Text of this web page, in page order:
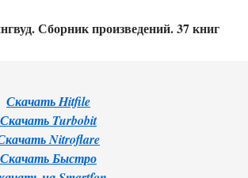
Сборник произведений. 37 книг
Скачать Hitfile
Скачать Turbobit
Nitroflare
Скачать Быстро